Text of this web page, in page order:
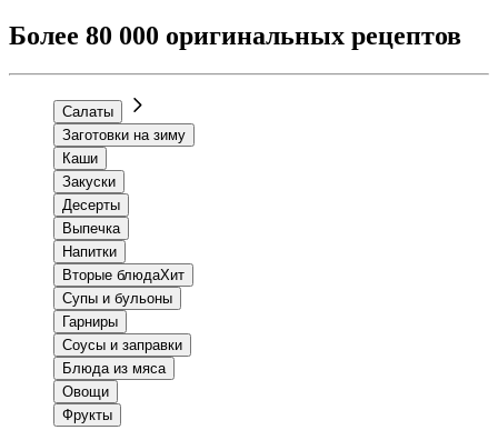
Более 80 000 оригинальных рецептов
Салаты
Заготовки на зиму
Каши
Закуски
Десерты
Выпечка
Напитки
Вторые блюдаХит
Супы и бульоны
Гарниры
Соусы и заправки
Блюда из мяса
Овощи
Фрукты